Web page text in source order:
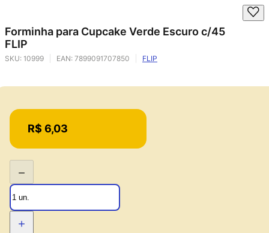
Forminha para Cupcake Verde Escuro c/45
FLIP
SKU: 10999 EAN: 7899091707850 FLIP
Price:
R$ 6,03
−
+